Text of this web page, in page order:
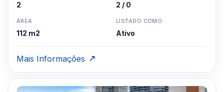
2 2 / 0
ÁREA
112 m2
LISTADO COMO
Ativo
Mais Informações